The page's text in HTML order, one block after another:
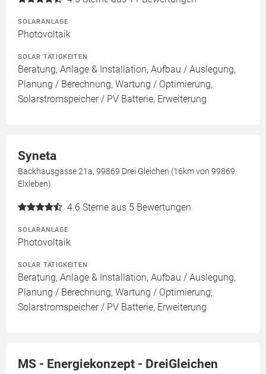
SOLARANLAGE
Photovoltaik
SOLAR TÄTIGKEITEN
Beratung, Anlage & Installation, Aufbau / Auslegung,
Planung / Berechnung, Wartung / Optimierung,
Solarstromspeicher / PV Batterie, Erweiterung
Syneta
Backhausgasse 21a, 99869 Drei Gleichen (16km von 99869
Elxleben)
4.6 Sterne aus 5 Bewertungen
SOLARANLAGE
Photovoltaik
SOLAR TÄTIGKEITEN
Beratung, Anlage & Installation, Aufbau / Auslegung,
Planung / Berechnung, Wartung / Optimierung,
Solarstromspeicher / PV Batterie, Erweiterung
MS - Energiekonzept - DreiGleichen